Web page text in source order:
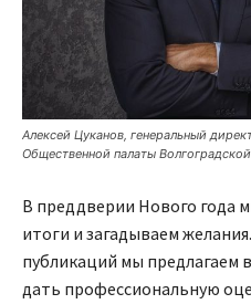
Алексей Цуканов, генеральный
Общественной палаты
В преддверии Нового года
итоги и загадываем
публикаций мы предлагаем
дать профессиональную